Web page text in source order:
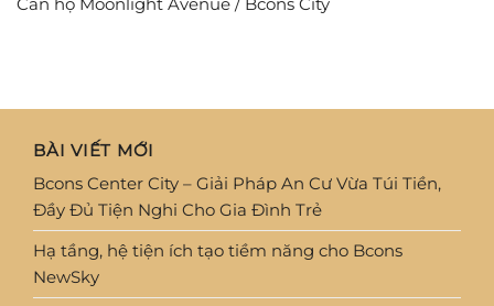
Căn hộ Moonlight Avenue / Bcons City
BÀI VIẾT MỚI
Bcons Center City – Giải Pháp An Cư Vừa Túi Tiền,
Đầy Đủ Tiện Nghi Cho Gia Đình Trẻ
Hạ tầng, hệ tiện ích tạo tiềm năng cho Bcons
NewSky